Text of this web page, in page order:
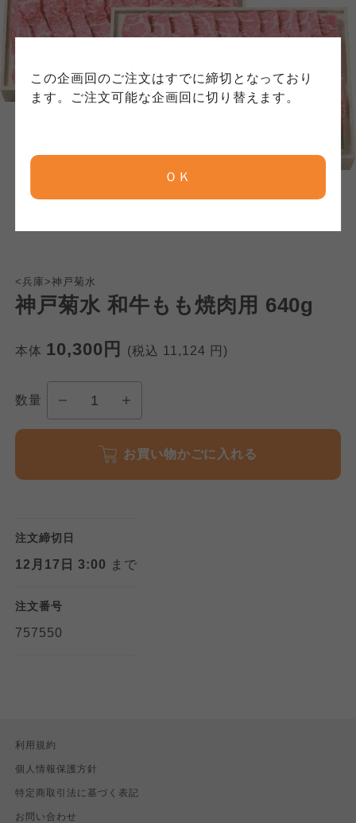
この企画回のご注文はすでに締切となっており
ます。ご注文可能な企画回に切り替えます。
ＯＫ
<兵庫>神戸菊水
神戸菊水 和牛もも焼肉用 640g
本体 10,300円 (税込 11,124 円)
数量
お買い物かごに入れる
注文締切日
12月17日 3:00 まで
注文番号
757550
利用規約
個人情報保護方針
特定商取引法に基づく表記
お問い合わせ
れています。
コープしが
ならコープ
よどがわ市民生協
大阪いずみ市民生協
保護方針」については各生協のボタンをクリッ
クしてご確認ください。
コープしが
ならコープ
よどがわ市民生協
わかやま市民生協
ご確認ください。
コープしが
ならコープ
よどがわ市民生協
大阪いずみ市民生協